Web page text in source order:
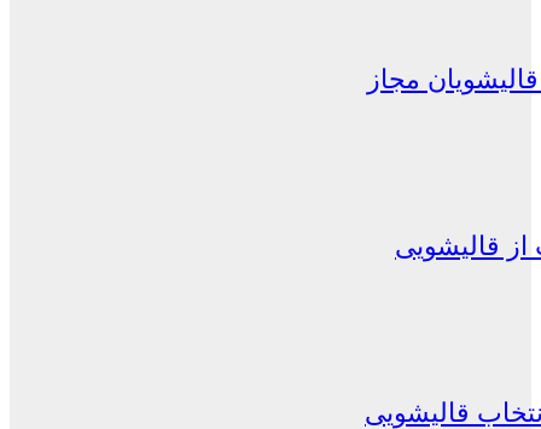
مجاز
قالیشویی
قالیشویی